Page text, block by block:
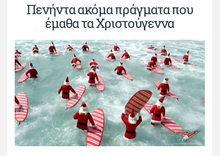
Πενήντα ακόμα πράγματα που
έμαθα τα Χριστούγεννα